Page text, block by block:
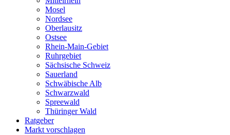
Mosel
Nordsee
Oberlausitz
Ostsee
Rhein-Main-Gebiet
Ruhrgebiet
Sächsische Schweiz
Sauerland
Schwäbische Alb
Schwarzwald
Spreewald
Thüringer Wald
Ratgeber
Markt vorschlagen